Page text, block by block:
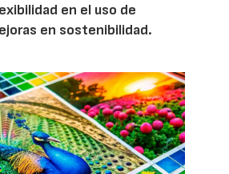
en el uso de
en sostenibilidad.